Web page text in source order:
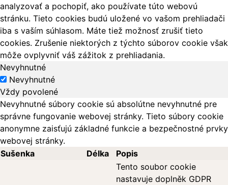
analyzovať a pochopiť, ako používate túto webovú
stránku. Tieto cookies budú uložené vo vašom prehliadači
iba s vaším súhlasom. Máte tiež možnosť zrušiť tieto
cookies. Zrušenie niektorých z týchto súborov cookie však
môže ovplyvniť váš zážitok z prehliadania.
Nevyhnutné
Nevyhnutné
Vždy povolené
Nevyhnutné súbory cookie sú absolútne nevyhnutné pre
správne fungovanie webovej stránky. Tieto súbory cookie
anonymne zaisťujú základné funkcie a bezpečnostné prvky
webovej stránky.
Sušenka
Délka Popis
Tento soubor cookie
nastavuje doplněk GDPR